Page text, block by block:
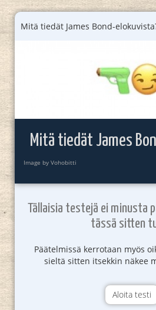
Mitä tiedät James Bond-
Mitä tiedät James
Image by Vohobitti
Tällaisia testejä ei minusta
tässä sitten
Päätelmissä kerrotaan myös
sieltä sitten itsekkin näkee
Aloita testi